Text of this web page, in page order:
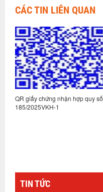
CÁC TIN LIÊN QUAN
QR giấy chứng nhận hợp quy số
185/2025VKH-1
TIN TỨC